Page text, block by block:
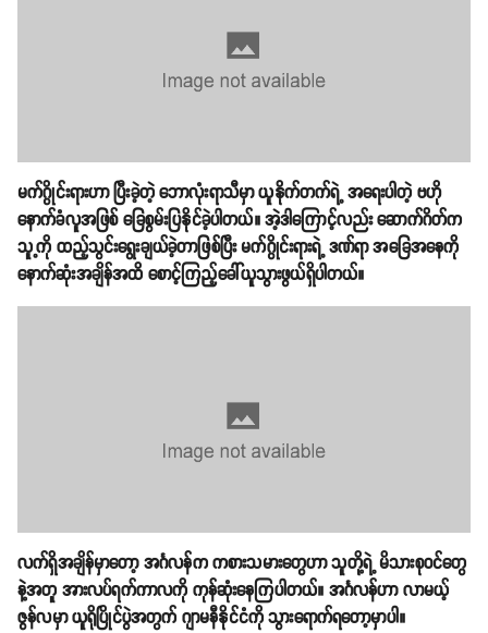
မက်ဂွိုင်းရားဟာ ပြီးခဲ့တဲ့ ဘောလုံးရာသီမှာ ယူနိုက်တက်ရဲ့ အရေးပါတဲ့ ဗဟို
နောက်ခံလူအဖြစ် ခြေစွမ်းပြနိုင်ခဲ့ပါတယ်။ အဲ့ဒါကြောင့်လည်း ဆောက်ဂိတ်က
သူ့ကို ထည့်သွင်းရွေးချယ်ခဲ့တာဖြစ်ပြီး မက်ဂွိုင်းရားရဲ့ ဒဏ်ရာ အခြေအနေကို
နောက်ဆုံးအချိန်အထိ စောင့်ကြည့်ခေါ်ယူသွားဖွယ်ရှိပါတယ်။
လက်ရှိအချိန်မှာတော့ အင်္ဂလန်က ကစားသမားတွေဟာ သူတို့ရဲ့ မိသားစုဝင်တွေ
နဲ့အတူ အားလပ်ရက်ကာလကို ကုန်ဆုံးနေကြပါတယ်။ အင်္ဂလန်ဟာ လာမယ့်
ဇွန်လမှာ ယူရိုပြိုင်ပွဲအတွက် ဂျာမနီနိုင်ငံကို သွားရောက်ရတော့မှာပါ။